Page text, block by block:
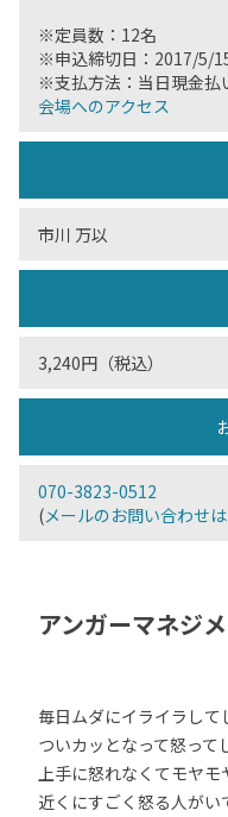
※定員数：12名
※申込締切日：2017/5/
※支払方法：当日現金払
会場へのアクセス
市川 万以
3,240円（税込）
070-3823-0512
(メールのお問い合わせ
アンガーマネジ
毎日ムダにイライラして
ついカッとなって怒って
上手に怒れなくてモヤモ
近くにすごく怒る人が